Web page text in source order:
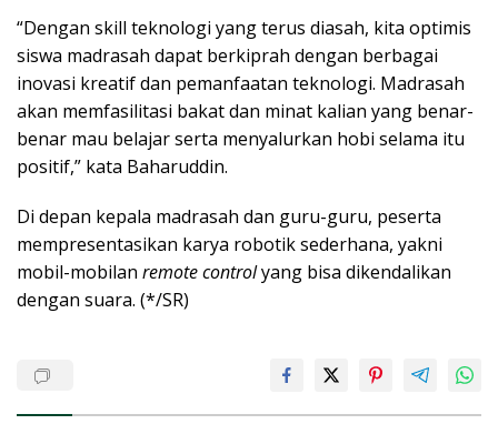
“Dengan skill teknologi yang terus diasah, kita optimis
siswa madrasah dapat berkiprah dengan berbagai
inovasi kreatif dan pemanfaatan teknologi. Madrasah
akan memfasilitasi bakat dan minat kalian yang benar-
benar mau belajar serta menyalurkan hobi selama itu
positif,” kata Baharuddin.
Di depan kepala madrasah dan guru-guru, peserta
mempresentasikan karya robotik sederhana, yakni
mobil-mobilan remote controlyang bisa dikendalikan
dengan suara. (*/SR)